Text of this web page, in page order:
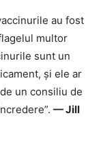
au fost
multor
sunt un
și ele ar
un consiliu de
— Jill